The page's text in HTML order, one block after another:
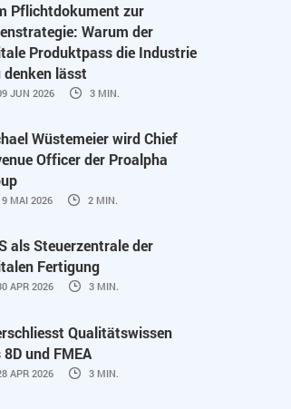
Pflichtdokument zur
Warum der
Produktpass die Industrie
denken lässt
JUN 2026 3 MIN.
Wüstemeier wird Chief
Officer der Proalpha
MAI 2026 2 MIN.
als Steuerzentrale der
Fertigung
APR 2026 3 MIN.
Qualitätswissen
8D und FMEA
APR 2026 3 MIN.